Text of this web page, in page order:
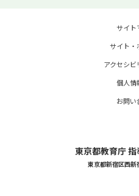
サイト
サイト・
アクセシ
個人情
お問い
東京都教育庁
東京都新宿区西新